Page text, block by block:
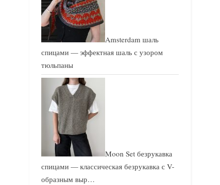
Amsterdam шаль
спицами — эффектная шаль с узором
тюльпаны
Moon Set безрукавка
спицами — классическая безрукавка с V-
образным выр…